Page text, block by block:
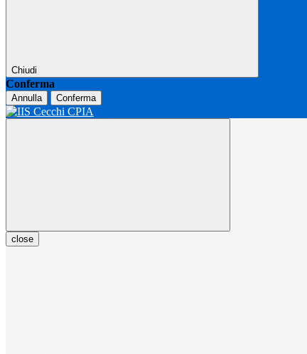
Chiudi
Conferma
Annulla Conferma
close